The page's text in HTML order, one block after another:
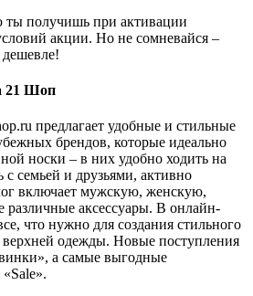
ты получишь при активации
акции. Но не сомневайся –
дешевле!
21 Шоп
предлагает удобные и стильные
брендов, которые идеально
носки – в них удобно ходить на
с семьей и друзьями, активно
включает мужскую, женскую,
различные аксессуары. В онлайн-
что нужно для создания стильного
верхней одежды. Новые поступления
а самые выгодные